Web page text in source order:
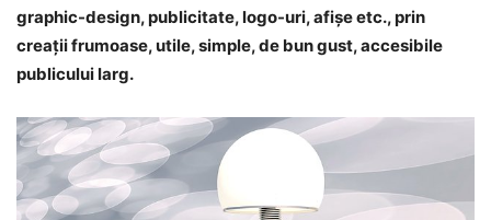
graphic-design, publicitate, logo-uri, afişe etc., prin
creaţii frumoase, utile, simple, de bun gust, accesibile
publicului larg.